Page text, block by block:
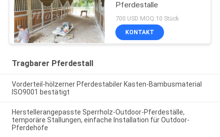
Pferdestalle
700 USD MOQ:10 Stück
KONTAKT
Tragbarer Pferdestall
Vorderteil-hölzerner Pferdestabiler Kasten-Bambusmaterial
ISO9001 bestätigt
Herstellerangepasste Sperrholz-Outdoor-Pferdeställe,
temporäre Stallungen, einfache Installation für Outdoor-
Pferdehöfe